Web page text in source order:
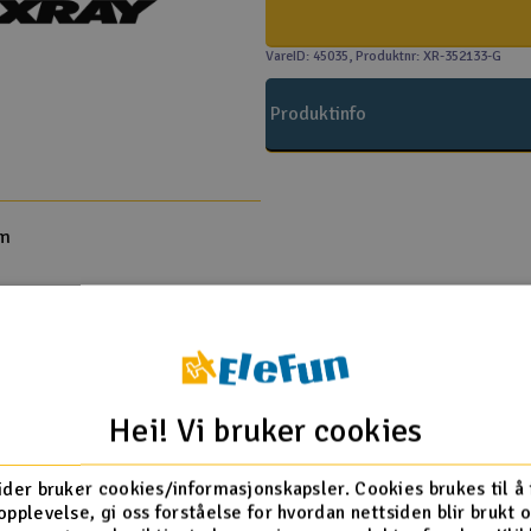
VareID: 45035, Produktnr: XR-352133-G
Produktinfo
Flere så også på
Hei! Vi bruker cookies
bruker cookies/informasjonskapsler. Cookies brukes til å
gi oss forståelse for hvordan nettsiden blir brukt